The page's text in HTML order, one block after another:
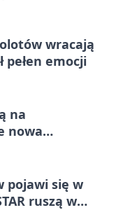
wracają
pełen emocji
na
nowa
pojawi się w
ruszą w